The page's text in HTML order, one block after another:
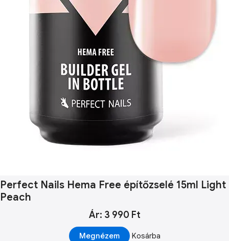
Perfect Nails Hema Free építőzselé 15ml Light
Peach
Ár: 3 990 Ft
Megnézem Kosárba